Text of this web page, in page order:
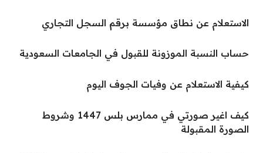
الاستعلام عن نطاق مؤسسة برقم السجل التجاري
حساب النسبة الموزونة للقبول في الجامعات السعودية
كيفية الاستعلام عن وفيات الجوف اليوم
كيف اغير صورتي في ممارس بلس 1447 وشروط
الصورة المقبولة